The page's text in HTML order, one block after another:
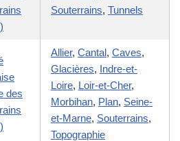
Souterrains, Tunnels
des
Allier, Cantal, Caves,
Glacières, Indre-et-
Loire, Loir-et-Cher,
Morbihan, Plan, Seine-
et-Marne, Souterrains,
Topographie